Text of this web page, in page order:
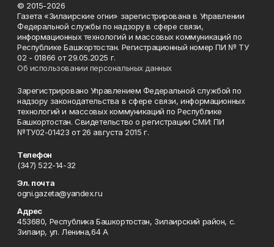
© 2015-2026
Газета «Зилаирские огни» зарегистрирована в Управлении
Федеральной службы по надзору в сфере связи,
информационных технологий и массовых коммуникаций по
Республике Башкортостан. Регистрационный номер ПИ № ТУ
02 - 01866 от 29.05.2025 г.
Об использовании персональных данных
Зарегистрировано Управлением Федеральной службой по
надзору законодательства в сфере связи, информационных
технологий и массовых коммуникаций по Республике
Башкортостан. Свидетельство о регистрации СМИ: ПИ
№ТУ02-01423 от 26 августа 2015 г.
Телефон
(347) 522-14-32
Эл. почта
ogni.gazeta@yandex.ru
Адрес
453680, Республика Башкортостан, Зилаирский район, с.
Зилаир, ул. Ленина,64 А